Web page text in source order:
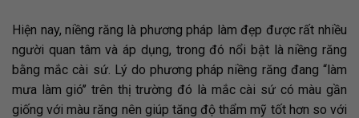
Hiện nay, niềng răng là phương pháp làm đẹp được rất nhiều
người quan tâm và áp dụng, trong đó nổi bật là niềng răng
bằng mắc cài sứ. Lý do phương pháp niềng răng đang “làm
mưa làm gió’’ trên thị trường đó là mắc cài sứ có màu gần
giống với màu răng nên giúp tăng độ thẩm mỹ tốt hơn so với